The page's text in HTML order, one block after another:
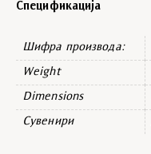
Спецификација
Шифра производа:
Weight
Dimensions
Сувенири